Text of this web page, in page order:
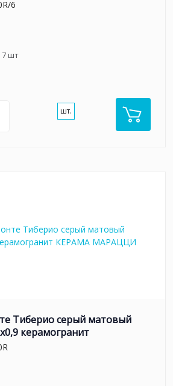
6
7шт
шт.
Тиберио серый матовый
керамогранит